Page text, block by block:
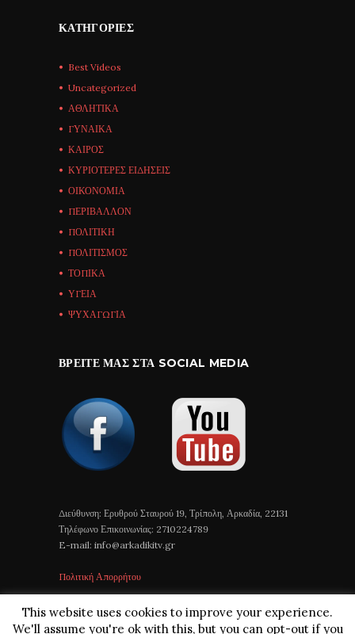
ΚΑΤΗΓΟΡΊΕΣ
Best Videos
Uncategorized
ΑΘΛΗΤΙΚΑ
ΓΥΝΑΙΚΑ
ΚΑΙΡΟΣ
ΚΥΡΙΟΤΕΡΕΣ ΕΙΔΗΣΕΙΣ
ΟΙΚΟΝΟΜΙΑ
ΠΕΡΙΒΑΛΛΟΝ
ΠΟΛΙΤΙΚΗ
ΠΟΛΙΤΙΣΜΟΣ
ΤΟΠΙΚΑ
ΥΓΕΙΑ
ΨΥΧΑΓΩΓΙΑ
ΒΡΕΊΤΕ ΜΑΣ ΣΤΑ SOCIAL MEDIA
Διεύθυνση: Ερυθρού Σταυρού 19, Τρίπολη, Αρκαδία, 22131
Τηλέφωνο Επικοινωνίας: 2710224789
E-mail: info@arkadikitv.gr
Πολιτική Απορρήτου
This website uses cookies to improve your experience.
We'll assume you're ok with this, but you can opt-out if you